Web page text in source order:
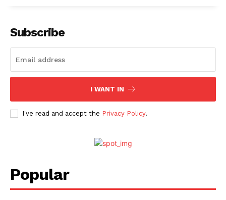
Subscribe
I WANT IN
I've read and accept the Privacy Policy.
Popular